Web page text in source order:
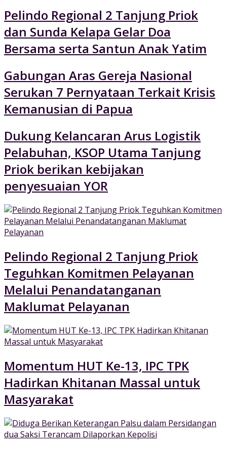
Pelindo Regional 2 Tanjung Priok
dan Sunda Kelapa Gelar Doa
Bersama serta Santun Anak Yatim
Gabungan Aras Gereja Nasional
Serukan 7 Pernyataan Terkait Krisis
Kemanusian di Papua
Dukung Kelancaran Arus Logistik
Pelabuhan, KSOP Utama Tanjung
Priok berikan kebijakan
penyesuaian YOR
Pelindo Regional 2 Tanjung Priok
Teguhkan Komitmen Pelayanan
Melalui Penandatanganan
Maklumat Pelayanan
Momentum HUT Ke-13, IPC TPK
Hadirkan Khitanan Massal untuk
Masyarakat